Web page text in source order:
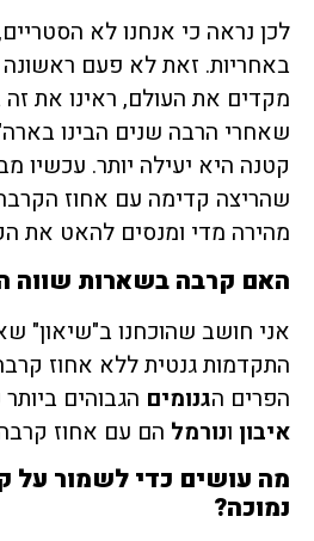
לכן נראה כי אנחנו לא
באחריות. זאת לא פעם
מקדים את העולם, ראינו את
שאחרי הרבה שנים הבינו
קטנה היא יעילה יותר. עכשיו
שהריצה קדימה עם אחוז
מהירה מדי ומנסים להאט את
האם קרבה בשארות שווה
אני חושב שהוכחנו ב"שיאון"
התקדמות גנטית ללא אחוז
הפרים הגנומים הגבוהים
איבון ונורמל הם עם אחוז קרבה
מה עושים כדי לשמור על
נמוכה?